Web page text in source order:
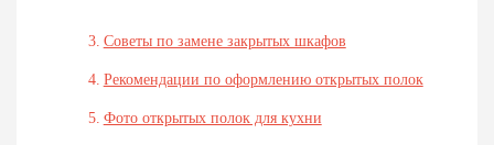
Советы по замене закрытых шкафов
Рекомендации по оформлению открытых полок
Фото открытых полок для кухни